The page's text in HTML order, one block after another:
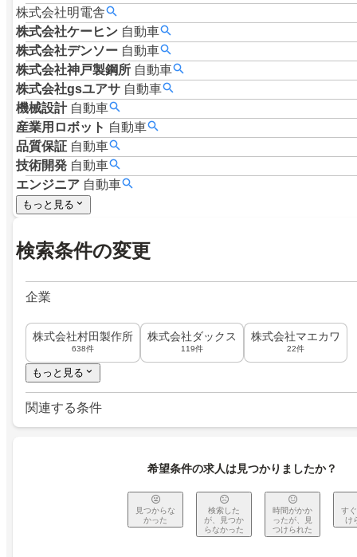
株式会社明電舎
株式会社ケーヒン 自動車
株式会社デンソー 自動車
株式会社神戸製鋼所 自動車
株式会社gsユアサ 自動車
機械設計 自動車
産業用ロボット 自動車
品質保証 自動車
技術開発 自動車
エンジニア 自動車
もっと見る
検索条件の変更
企業
株式会社村田製作所
638件
株式会社ダックス
119件
株式会社マエカワ
22件
もっと見る
関連する条件
希望条件の求人は見つかりましたか？
見つからな
かった
検索した
が、見つか
らなかった
時間がかか
ったが、見
つけられた
す
け